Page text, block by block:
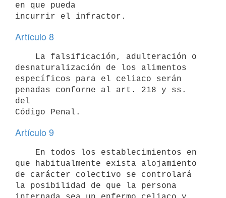
en que pueda
Artículo 8
desnaturalización de los alimentos
específicos para el celiaco serán
penadas conforne al art. 218 y ss.
del
Artículo 9
que habitualmente exista alojamiento
de carácter colectivo se controlará
la posibilidad de que la persona